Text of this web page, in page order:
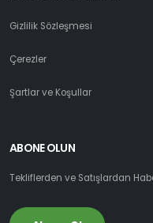
Gizlilik Sözleşmesi
Çerezler
Şartlar ve Koşullar
ABONE OLUN
Tekliflerden ve Satışlardan